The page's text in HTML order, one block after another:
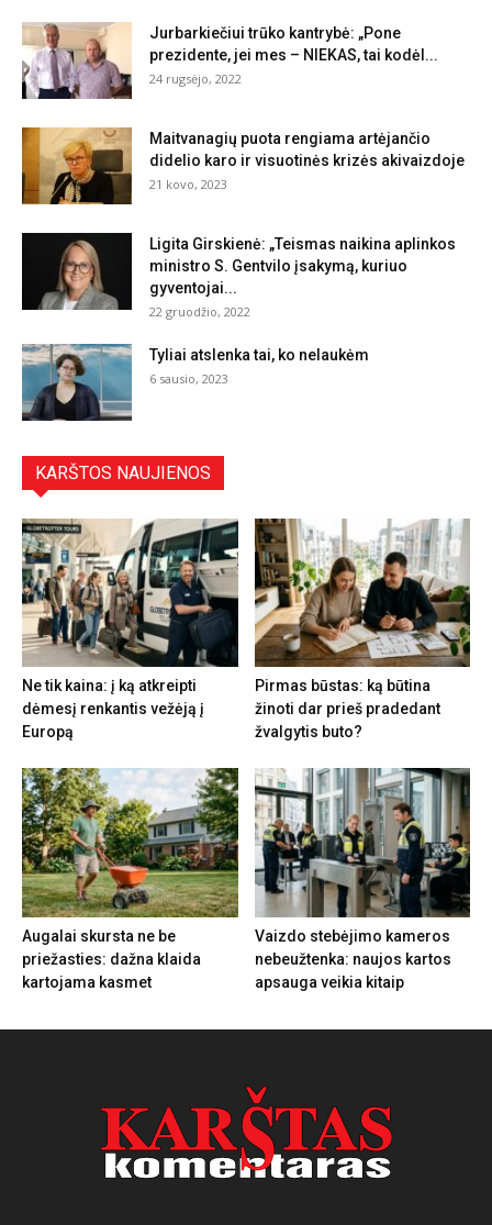
Jurbarkiečiui trūko kantrybė: „Pone
prezidente, jei mes – NIEKAS, tai kodėl...
24 rugsėjo, 2022
Maitvanagių puota rengiama artėjančio
didelio karo ir visuotinės krizės akivaizdoje
21 kovo, 2023
Ligita Girskienė: „Teismas naikina aplinkos
ministro S. Gentvilo įsakymą, kuriuo
gyventojai...
22 gruodžio, 2022
Tyliai atslenka tai, ko nelaukėm
6 sausio, 2023
KARŠTOS NAUJIENOS
Ne tik kaina: į ką atkreipti
dėmesį renkantis vežėją į
Europą
Pirmas būstas: ką būtina
žinoti dar prieš pradedant
žvalgytis buto?
Augalai skursta ne be
priežasties: dažna klaida
kartojama kasmet
Vaizdo stebėjimo kameros
nebeužtenka: naujos kartos
apsauga veikia kitaip